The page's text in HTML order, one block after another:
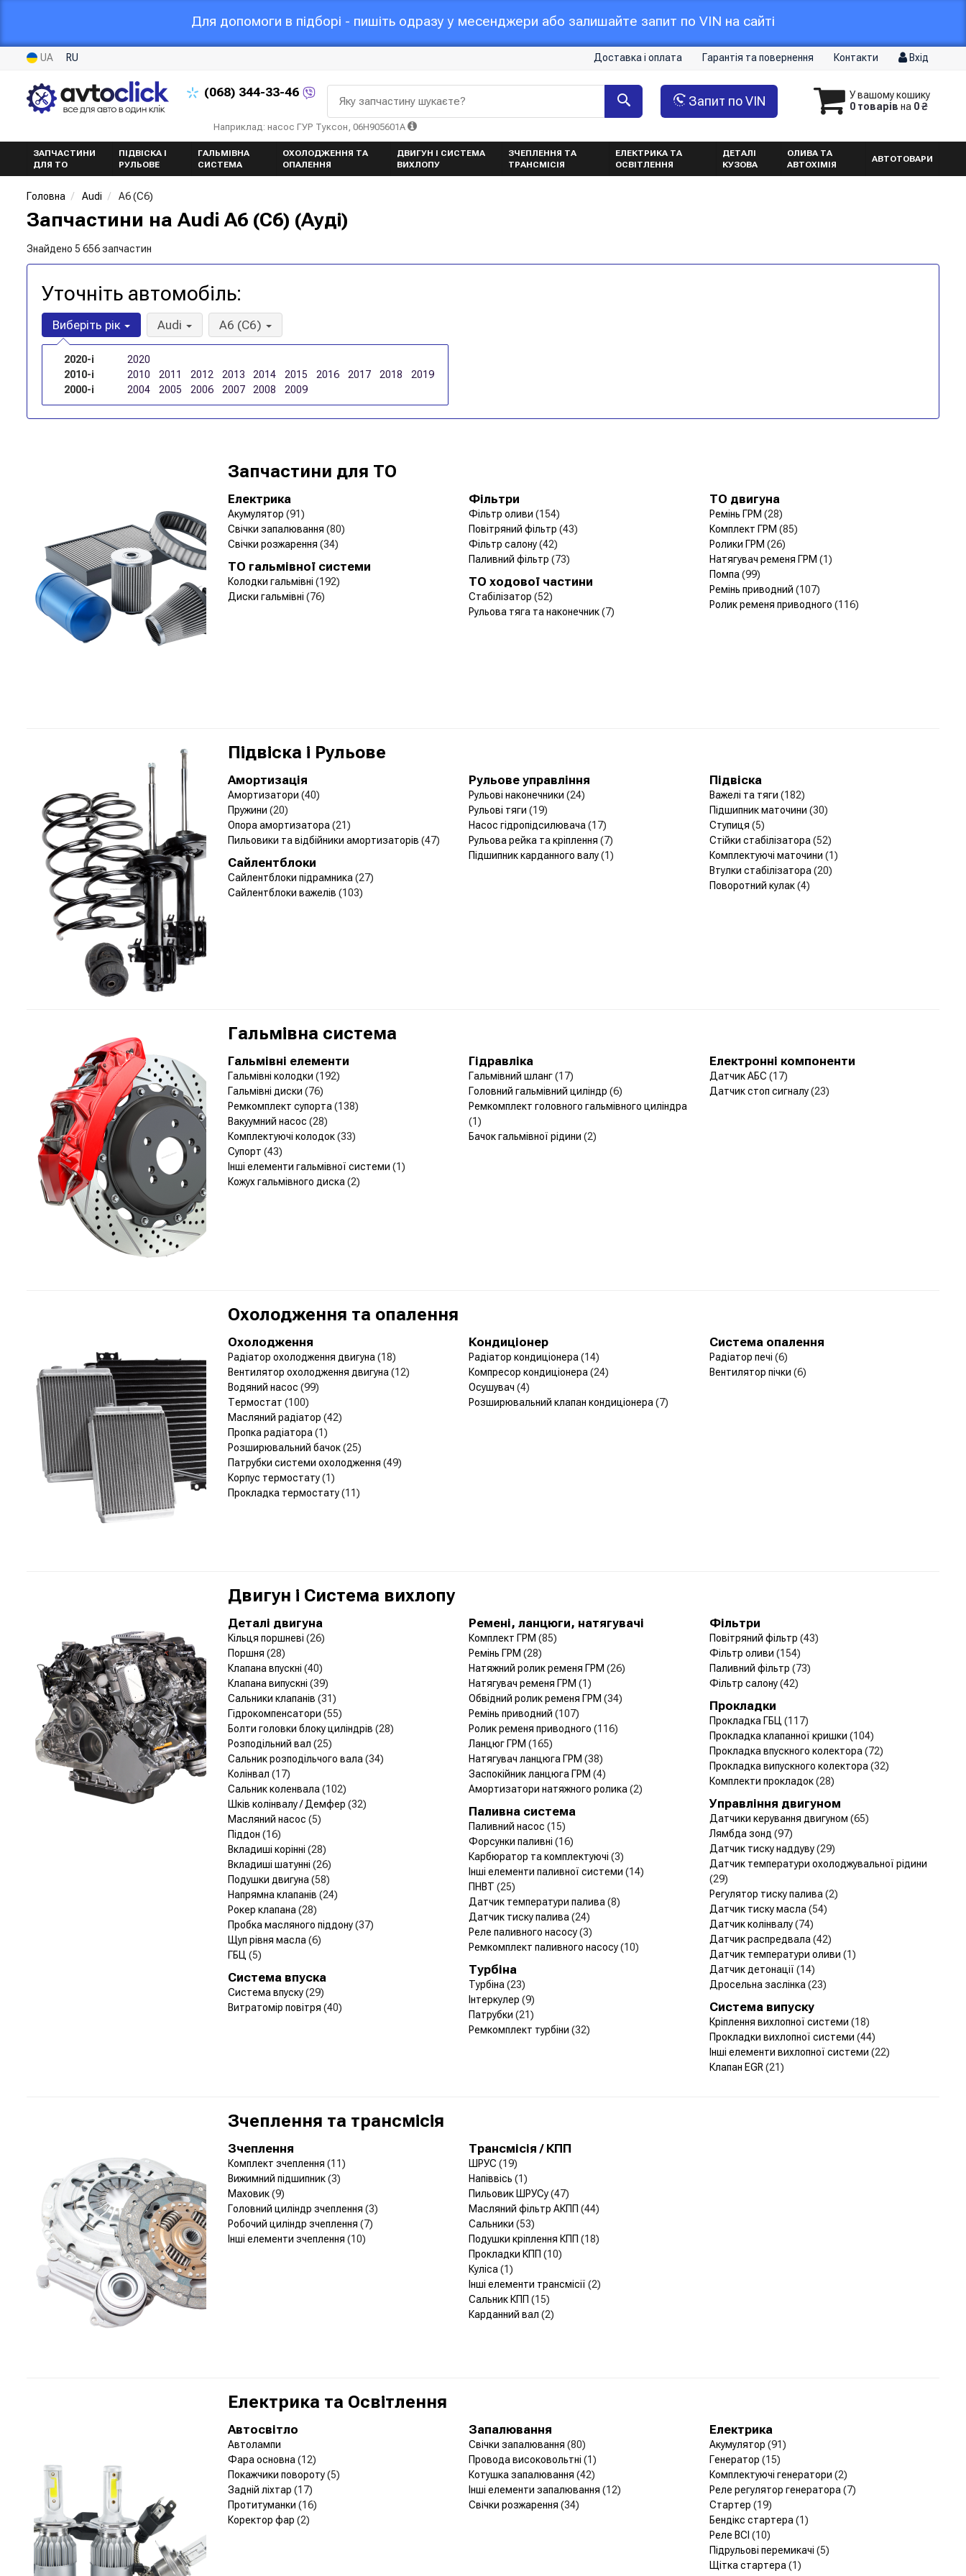
Для допомоги в підборі - пишіть одразу у месенджери або залишайте запит по VIN на сайті
UA RU Доставка і оплата Гарантія та повернення Контакти Вхід
(068) 344-33-46
У вашому кошику
0 товарів на 0 ₴
Запит по VIN
Яку запчастину шукаєте?
Наприклад: насос ГУР Туксон, 06H905601A
ЗАПЧАСТИНИ
ДЛЯ ТО
ПІДВІСКА І
РУЛЬОВЕ
ГАЛЬМІВНА
СИСТЕМА
ОХОЛОДЖЕННЯ ТА
ОПАЛЕННЯ
ДВИГУН І СИСТЕМА
ВИХЛОПУ
ЗЧЕПЛЕННЯ ТА
ТРАНСМІСІЯ
ЕЛЕКТРИКА ТА
ОСВІТЛЕННЯ
ДЕТАЛІ
КУЗОВА
ОЛИВА ТА
АВТОХІМІЯ
АВТОТОВАРИ
Головна Audi A6 (C6)
Запчастини на Audi A6 (C6) (Ауді)
Знайдено 5 656 запчастин
Уточніть автомобіль:
Виберіть рік
2020-і
2020
2010-і
2010 2011 2012 2013 2014 2015 2016 2017 2018
2019
2000-і
2004 2005 2006 2007 2008 2009
Audi A6 (C6)
Запчастини для ТО
Електрика
Акумулятор (91)
Свічки запалювання (80)
Свічки розжарення (34)
Фільтри
Фільтр оливи (154)
Повітряний фільтр (43)
Фільтр салону(42)
Паливний фільтр (73)
ТО двигуна
Ремінь ГРМ (28)
Комплект ГРМ (85)
Ролики ГРМ (26)
Натягувач ременя ГРМ (1)
Помпа (99)
Ремінь приводний (107)
Ролик ременя приводного (116)
ТО гальмівної системи
Колодки гальмівні (192)
Диски гальмівні (76)
ТО ходової частини
Стабілізатор (52)
Рульова тяга та наконечник(7)
Підвіска і Рульове
Амортизація
Амортизатори (40)
Пружини (20)
Опора амортизатора (21)
Пильовики та відбійники амортизаторів (47)
Рульове управління
Рульові наконечники (24)
Рульові тяги (19)
Насос гідропідсилювача (17)
Рульова рейка та кріплення (7)
Підшипник карданного валу(1)
Підвіска
Важелі та тяги (182)
Підшипник маточини (30)
Ступиця (5)
Стійки стабілізатора (52)
Комплектуючі маточини (1)
Втулки стабілізатора (20)
Поворотний кулак(4)
Сайлентблоки
Сайлентблоки підрамника (27)
Сайлентблоки важелів (103)
Гальмівна система
Гальмівні елементи
Гальмівні колодки (192)
Гальмівні диски (76)
Ремкомплект супорта (138)
Вакуумний насос (28)
Комплектуючі колодок(33)
Супорт (43)
Інші елементи гальмівної системи (1)
Кожух гальмівного диска (2)
Гідравліка
Гальмівний шланг(17)
Головний гальмівний циліндр (6)
Ремкомплект головного гальмівного циліндра
(1)
Бачок гальмівної рідини (2)
Електронні компоненти
Датчик АБС (17)
Датчик стоп сигналу(23)
Охолодження та опалення
Охолодження
Радіатор охолодження двигуна (18)
Вентилятор охолодження двигуна (12)
Водяний насос (99)
Термостат (100)
Масляний радіатор (42)
Пропка радіатора (1)
Розширювальний бачок(25)
Патрубки системи охолодження (49)
Корпус термостату(1)
Прокладка термостату(11)
Кондиціонер
Радіатор кондиціонера (14)
Компресор кондиціонера (24)
Осушувач (4)
Розширювальний клапан кондиціонера (7)
Система опалення
Радіатор печі (6)
Вентилятор пічки (6)
Двигун і Система вихлопу
Деталі двигуна
Кільця поршневі (26)
Поршня (28)
Клапана впускні (40)
Клапана випускні (39)
Сальники клапанів (31)
Гідрокомпенсатори (55)
Болти головки блоку циліндрів (28)
Розподільний вал (25)
Сальник розподільчого вала (34)
Колінвал (17)
Сальник коленвала (102)
Шків колінвалу / Демфер (32)
Масляний насос (5)
Піддон (16)
Вкладиші корінні (28)
Вкладиші шатунні (26)
Подушки двигуна (58)
Напрямна клапанів (24)
Рокер клапана (28)
Пробка масляного піддону(37)
Щуп рівня масла (6)
ГБЦ (5)
Ремені, ланцюги, натягувачі
Комплект ГРМ (85)
Ремінь ГРМ (28)
Натяжний ролик ременя ГРМ (26)
Натягувач ременя ГРМ (1)
Обвідний ролик ременя ГРМ (34)
Ремінь приводний (107)
Ролик ременя приводного (116)
Ланцюг ГРМ (165)
Натягувач ланцюга ГРМ (38)
Заспокійник ланцюга ГРМ (4)
Амортизатори натяжного ролика (2)
Фільтри
Повітряний фільтр (43)
Фільтр оливи (154)
Паливний фільтр (73)
Фільтр салону(42)
Прокладки
Прокладка ГБЦ (117)
Прокладка клапанної кришки (104)
Прокладка впускного колектора (72)
Прокладка випускного колектора (32)
Комплекти прокладок(28)
Управління двигуном
Датчики керування двигуном (65)
Лямбда зонд (97)
Датчик тиску наддуву(29)
Датчик температури охолоджувальної рідини
(29)
Регулятор тиску палива (2)
Датчик тиску масла (54)
Датчик колінвалу(74)
Датчик распредвала (42)
Датчик температури оливи (1)
Датчик детонації (14)
Дросельна заслінка (23)
Паливна система
Паливний насос (15)
Форсунки паливні (16)
Карбюратор та комплектуючі (3)
Інші елементи паливної системи (14)
ПНВТ (25)
Датчик температури палива (8)
Датчик тиску палива (24)
Реле паливного насосу(3)
Ремкомплект паливного насосу(10)
Турбіна
Турбіна (23)
Інтеркулер (9)
Патрубки (21)
Ремкомплект турбіни (32)
Система впуска
Система впуску(29)
Витратомір повітря (40) Система випуску
Кріплення вихлопної системи (18)
Прокладки вихлопної системи (44)
Інші елементи вихлопної системи (22)
Клапан EGR (21)
Зчеплення та трансмісія
Зчеплення
Комплект зчеплення (11)
Вижимний підшипник(3)
Маховик(9)
Головний циліндр зчеплення (3)
Робочий циліндр зчеплення (7)
Інші елементи зчеплення (10)
Трансмісія / КПП
ШРУС (19)
Напіввісь (1)
Пильовик ШРУСу(47)
Масляний фільтр АКПП (44)
Сальники (53)
Подушки кріплення КПП (18)
Прокладки КПП (10)
Куліса (1)
Інші елементи трансмісії (2)
Сальник КПП (15)
Карданний вал (2)
Електрика та Освітлення
Автосвітло
Автолампи
Фара основна (12)
Покажчики повороту(5)
Задній ліхтар (17)
Протитуманки (16)
Коректор фар (2)
Запалювання
Свічки запалювання (80)
Провода високовольтні (1)
Котушка запалювання (42)
Інші елементи запалювання (12)
Свічки розжарення (34)
Електрика
Акумулятор (91)
Генератор (15)
Комплектуючі генератори (2)
Реле регулятор генератора (7)
Стартер (19)
Бендікс стартера (1)
Реле ВСІ (10)
Підрульові перемикачі (5)
Щітка стартера (1)